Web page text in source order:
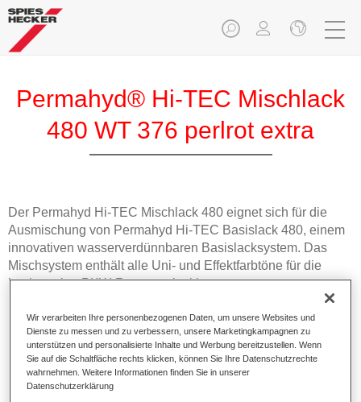
Permahyd® Hi-TEC Mischlack
480 WT 376 perlrot extra
Der Permahyd Hi-TEC Mischlack 480 eignet sich für die
Ausmischung von Permahyd Hi-TEC Basislack 480, einem
innovativen wasserverdünnbaren Basislacksystem. Das
Mischsystem enthält alle Uni- und Effektfarbtöne für die
hochwertige PKW-Reparaturlackierung.
Produktmerkmale
Einfach und schnell zu verarbeiten.
Bietet eine hohe Farbtongenauigkeit und gleichmäßige
Effektausrichtung.
Fördert kurze Prozesszeiten.
Wir verarbeiten Ihre personenbezogenen Daten, um unsere Websites und
Dienste zu messen und zu verbessern, unsere Marketingkampagnen zu
unterstützen und personalisierte Inhalte und Werbung bereitzustellen. Wenn
Sie auf die Schaltfläche rechts klicken, können Sie Ihre Datenschutzrechte
wahrnehmen. Weitere Informationen finden Sie in unserer
Datenschutzerklärung